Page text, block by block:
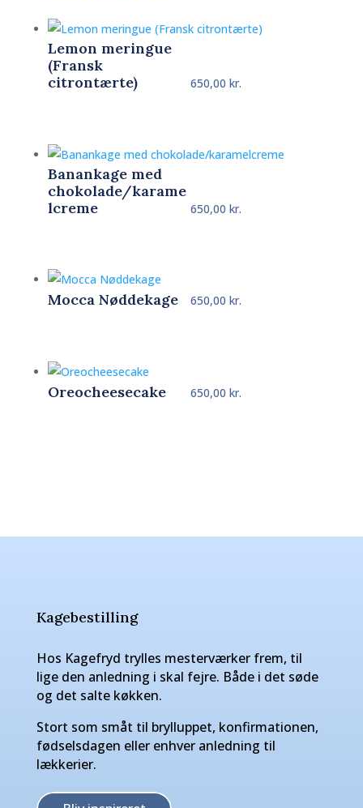
Lemon meringue
(Fransk
citrontærte)
650,00 kr.
Banankage med
chokolade/karame
lcreme
650,00 kr.
Mocca Nøddekage 650,00 kr.
Oreocheesecake 650,00 kr.
Kagebestilling
Hos Kagefryd trylles mesterværker frem, til
lige den anledning i skal fejre. Både i det søde
og det salte køkken.
Stort som småt til brylluppet, konfirmationen,
fødselsdagen eller enhver anledning til
lækkerier.